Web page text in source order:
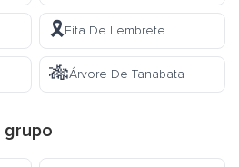
🎗️Fita De Lembrete
🎋Árvore De Tanabata
grupo